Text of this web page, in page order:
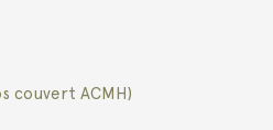
couvert ACMH)